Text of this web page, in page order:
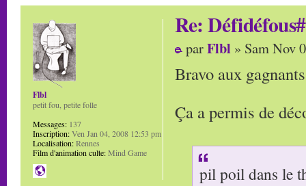
Re:
parFlbl » Sam Nov
Bravo aux
Ça a permis de
pil poil dans le
Flbl
petit fou, petite folle
Messages: 137
Inscription:Ven Jan 04, 2008 12:53 pm
Localisation:Rennes
Film d'animation culte:Mind Game